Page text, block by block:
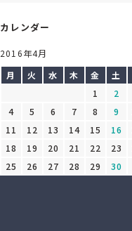
カレンダー
2016年4月
月
火 水 木 金 土
1
2
4
5 6 7 8 9
11
12 13 14 15 16
18
19 20 21 22 23
25
26 27 28 29
30